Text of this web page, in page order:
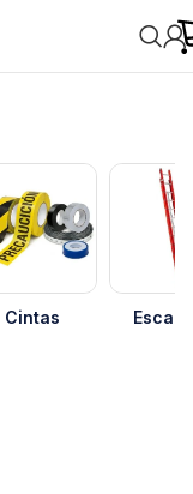
Cintas